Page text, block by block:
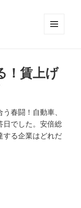
ット
！賃上げ
春闘！自動車、
日でした。安倍総
する企業はどれだ